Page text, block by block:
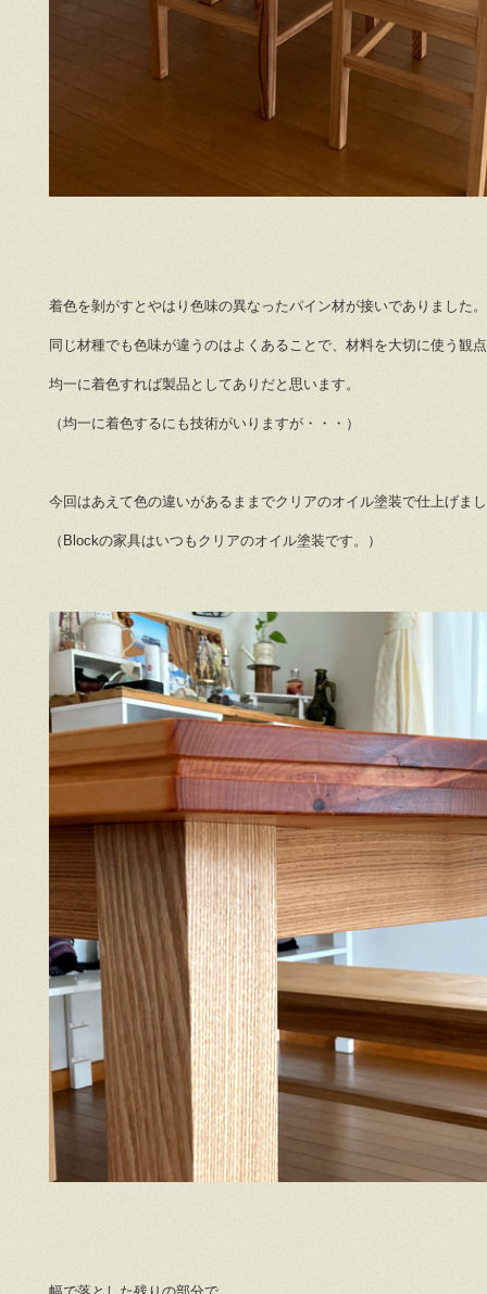
着色を剝がすとやはり色味の異なったパイン材が接いでありました。
同じ材種でも色味が違うのはよくあることで、材料を大切に使う観
均一に着色すれば製品としてありだと思います。
（均一に着色するにも技術がいりますが・・・）
今回はあえて色の違いがあるままでクリアのオイル塗装で仕上げま
（Blockの家具はいつもクリアのオイル塗装です。）